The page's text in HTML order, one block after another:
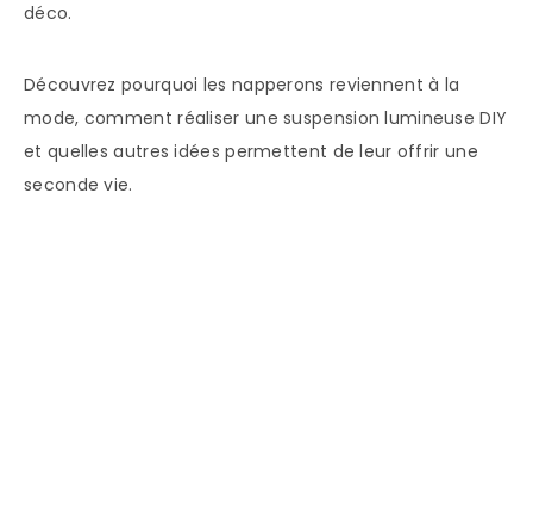
déco.
Découvrez pourquoi les napperons reviennent à la
mode, comment réaliser une suspension lumineuse DIY
et quelles autres idées permettent de leur offrir une
seconde vie.